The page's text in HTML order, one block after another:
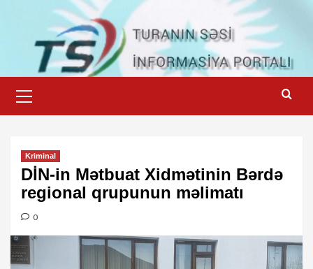
content
Menu
Kriminal
DİN-in Mətbuat Xidmətinin Bərdə
regional qrupunun məlimatı
0